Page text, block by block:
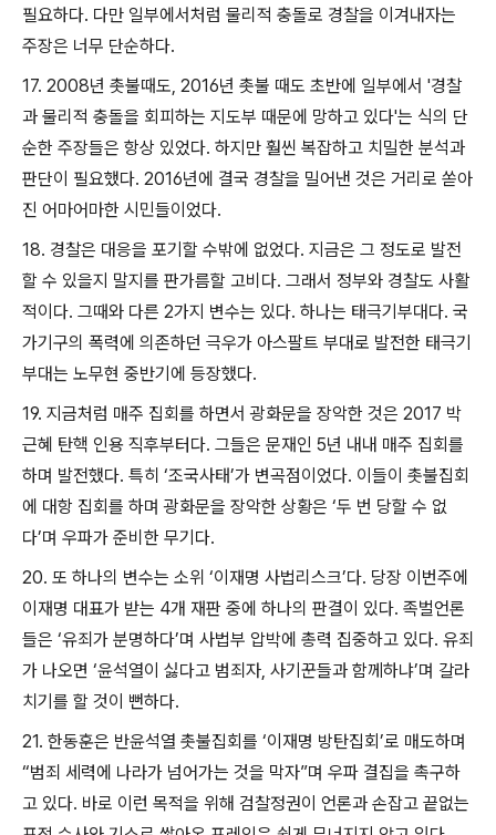
필요하다. 다만 일부에서처럼 물리적 충돌로 경찰을 이겨내자는
주장은 너무 단순하다.
17. 2008년 촛불때도, 2016년 촛불 때도 초반에 일부에서 '경찰
과 물리적 충돌을 회피하는 지도부 때문에 망하고 있다'는 식의 단
순한 주장들은 항상 있었다. 하지만 훨씬 복잡하고 치밀한 분석과
판단이 필요했다. 2016년에 결국 경찰을 밀어낸 것은 거리로 쏟아
진 어마어마한 시민들이었다.
18. 경찰은 대응을 포기할 수밖에 없었다. 지금은 그 정도로 발전
할 수 있을지 말지를 판가름할 고비다. 그래서 정부와 경찰도 사활
적이다. 그때와 다른 2가지 변수는 있다. 하나는 태극기부대다. 국
가기구의 폭력에 의존하던 극우가 아스팔트 부대로 발전한 태극기
부대는 노무현 중반기에 등장했다.
19. 지금처럼 매주 집회를 하면서 광화문을 장악한 것은 2017 박
근혜 탄핵 인용 직후부터다. 그들은 문재인 5년 내내 매주 집회를
하며 발전했다. 특히 ‘조국사태’가 변곡점이었다. 이들이 촛불집회
에 대항 집회를 하며 광화문을 장악한 상황은 ‘두 번 당할 수 없
다’며 우파가 준비한 무기다.
20. 또 하나의 변수는 소위 ‘이재명 사법리스크’다. 당장 이번주에
이재명 대표가 받는 4개 재판 중에 하나의 판결이 있다. 족벌언론
들은 ‘유죄가 분명하다’며 사법부 압박에 총력 집중하고 있다. 유죄
가 나오면 ‘윤석열이 싫다고 범죄자, 사기꾼들과 함께하냐’며 갈라
치기를 할 것이 뻔하다.
21. 한동훈은 반윤석열 촛불집회를 ‘이재명 방탄집회 ’로 매도하며
“범죄 세력에 나라가 넘어가는 것을 막자”며 우파 결집을 촉구하
고 있다. 바로 이런 목적을 위해 검찰정권이 언론과 손잡고 끝없는